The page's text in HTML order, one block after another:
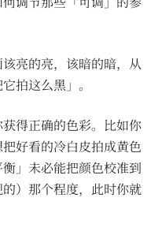
亮的亮，该暗的暗，从
拍这么黑」。
得正确的色彩。比如你
好看的冷白皮拍成黄色
」未必能把颜色校准到
）那个程度，此时你就